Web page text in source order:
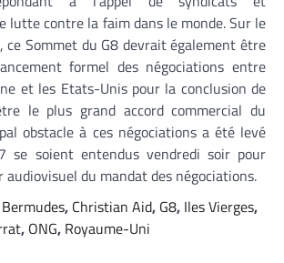
lutte contre la faim dans le monde. Sur le
ce Sommet du G8 devrait également être
formel des négociations entre
et les Etats-Unis pour la conclusion de
le plus grand accord commercial du
obstacle à ces négociations a été levé
se soient entendus vendredi soir pour
audiovisuel du mandat des négociations.
Bermudes, Christian Aid, G8, Iles Vierges,
, ONG, Royaume-Uni